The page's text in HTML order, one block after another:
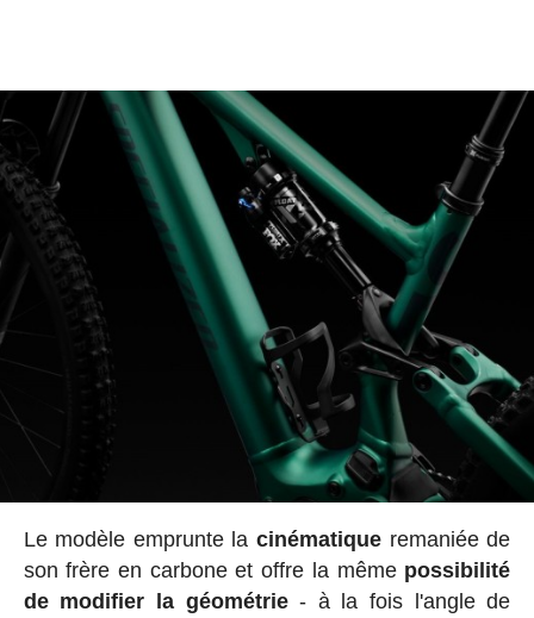
Le modèle emprunte lacinématique remaniée de
son frère en carbone et offre la même possibilité
de modifier la géométrie- à la fois l'angle de